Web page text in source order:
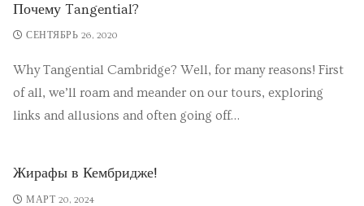
Почему Tangential?
СЕНТЯБРЬ 26, 2020
Why Tangential Cambridge? Well, for many reasons! First
of all, we’ll roam and meander on our tours, exploring
links and allusions and often going off…
Жирафы в Кембридже!
МАРТ 20, 2024